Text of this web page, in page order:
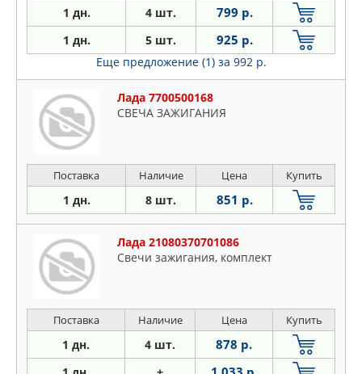
1 дн. 4 шт. 799 р.
1 дн. 5 шт. 925 р.
Еще предложение (1) за 992 р.
Лада 7700500168
СВЕЧА ЗАЖИГАНИЯ
Поставка Наличие Цена Купить
1 дн. 8 шт. 851 р.
Лада 21080370701086
Свечи зажигания, комплект
Поставка Наличие Цена Купить
1 дн. 4 шт. 878 р.